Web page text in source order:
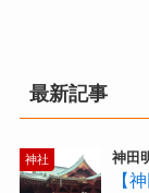
最新記事
神社 神田
【